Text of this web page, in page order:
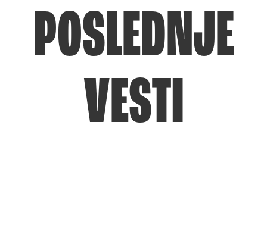
POSLEDNJE
VESTI